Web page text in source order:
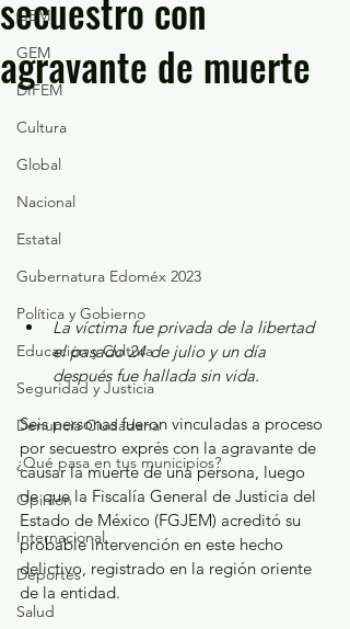
GEM
GEM
DIFEM
Cultura
Global
Nacional
Estatal
Gubernatura Edoméx 2023
Política y Gobierno
Educación y Cultura
Seguridad y Justicia
Denuncia Ciudadana
¿Qué pasa en tus municipios?
Opinión
Internacional
Deportes
Salud
secuestro con
agravante de muerte
La víctima fue privada de la libertad
el pasado 24 de julio y un día
después fue hallada sin vida.
Seis personas fueron vinculadas a proceso
por secuestro exprés con la agravante de
causar la muerte de una persona, luego
de que la Fiscalía General de Justicia del
Estado de México (FGJEM) acreditó su
probable intervención en este hecho
delictivo, registrado en la región oriente
de la entidad.